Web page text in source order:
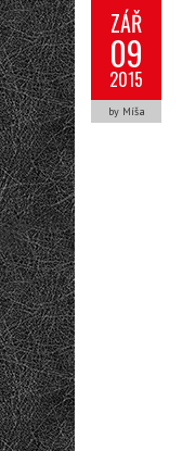
ZÁŘ
09
2015
by Míša